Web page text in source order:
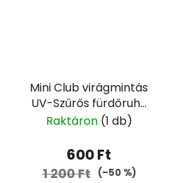
Mini Club virágmintás
UV-Szűrős fürdőruha
- 92
Raktáron (1 db)
600 Ft
1 200 Ft (–50 %)